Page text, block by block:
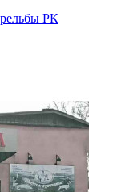
РК